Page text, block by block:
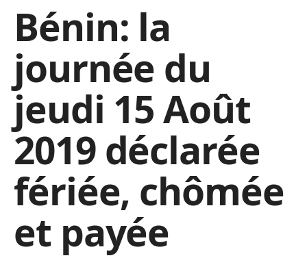
Bénin: la
journée du
jeudi 15 Août
2019 déclarée
fériée, chômée
et payée